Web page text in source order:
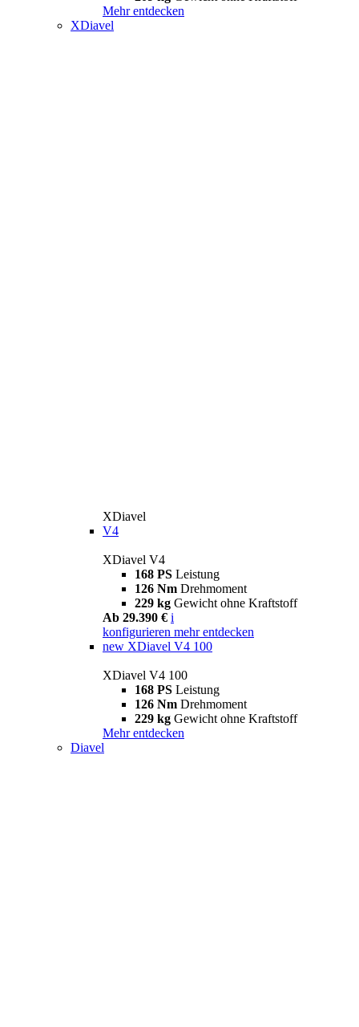
Mehr entdecken
XDiavel
XDiavel
V4
XDiavel V4
168 PS Leistung
126 Nm Drehmoment
229 kg Gewicht ohne Kraftstoff
Ab 29.390 € i
konfigurieren mehr entdecken
new XDiavel V4 100
XDiavel V4 100
168 PS Leistung
126 Nm Drehmoment
229 kg Gewicht ohne Kraftstoff
Mehr entdecken
Diavel